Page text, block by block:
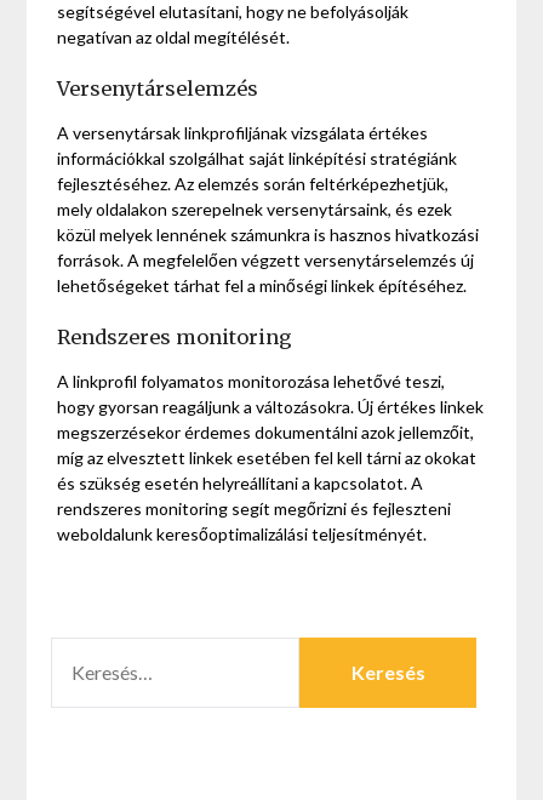
segítségével elutasítani, hogy ne befolyásolják
negatívan az oldal megítélését.
Versenytárselemzés
A versenytársak linkprofiljának vizsgálata értékes
információkkal szolgálhat saját linképítési stratégiánk
fejlesztéséhez. Az elemzés során feltérképezhetjük,
mely oldalakon szerepelnek versenytársaink, és ezek
közül melyek lennének számunkra is hasznos hivatkozási
források. A megfelelően végzett versenytárselemzés új
lehetőségeket tárhat fel a minőségi linkek építéséhez.
Rendszeres monitoring
A linkprofil folyamatos monitorozása lehetővé teszi,
hogy gyorsan reagáljunk a változásokra. Új értékes linkek
megszerzésekor érdemes dokumentálni azok jellemzőit,
míg az elvesztett linkek esetében fel kell tárni az okokat
és szükség esetén helyreállítani a kapcsolatot. A
rendszeres monitoring segít megőrizni és fejleszteni
weboldalunk keresőoptimalizálási teljesítményét.